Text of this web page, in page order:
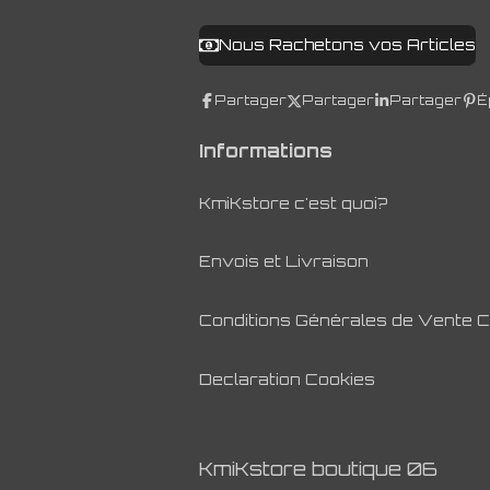
Nous Rachetons vos Articles
Partager Partager Partager
Informations
KmiKstore c'est quoi?
Envois et Livraison
Conditions Générales de Vente
Declaration Cookies
KmiKstore boutique 06